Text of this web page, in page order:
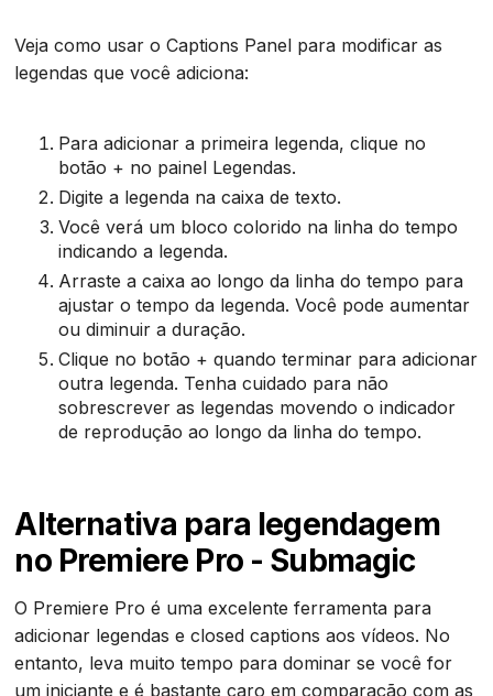
Veja como usar o Captions Panel para modificar as
legendas que você adiciona:
Para adicionar a primeira legenda, clique no
botão + no painel Legendas.
Digite a legenda na caixa de texto.
Você verá um bloco colorido na linha do tempo
indicando a legenda.
Arraste a caixa ao longo da linha do tempo para
ajustar o tempo da legenda. Você pode aumentar
ou diminuir a duração.
Clique no botão + quando terminar para adicionar
outra legenda. Tenha cuidado para não
sobrescrever as legendas movendo o indicador
de reprodução ao longo da linha do tempo.
Alternativa para legendagem
no Premiere Pro - Submagic
O Premiere Pro é uma excelente ferramenta para
adicionar legendas e closed captions aos vídeos. No
entanto, leva muito tempo para dominar se você for
um iniciante e é bastante caro em comparação com as